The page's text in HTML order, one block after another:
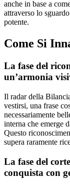
anche in base a
attraverso lo
potente.
Come Si
La fase del
un’armonia
Il radar della
vestirsi, una frase
necessariamente
interna che emerge
Questo
supera raramente
La fase del
conquista con